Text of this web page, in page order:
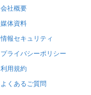
会社概要
媒体資料
情報セキュリティ
プライバシーポリシー
利用規約
よくあるご質問